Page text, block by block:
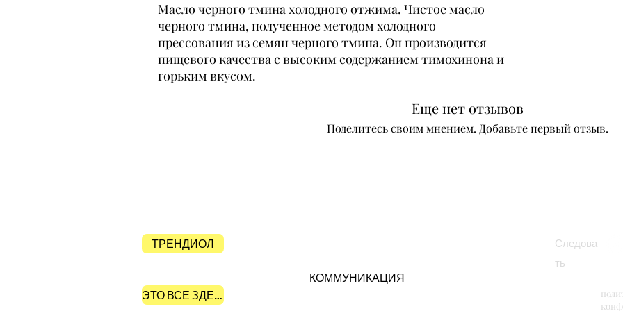
Масло черного тмина холодного отжима. Чистое масло
черного тмина, полученное методом холодного
прессования из семян черного тмина. Он производится
пищевого качества с высоким содержанием тимохинона и
горьким вкусом.
Еще нет отзывов
Поделитесь своим мнением. Добавьте первый отзыв.
ТРЕНДИОЛ
ЭТО ВСЕ ЗДЕСЬ
КОММУНИКАЦИЯ
Следова
ть